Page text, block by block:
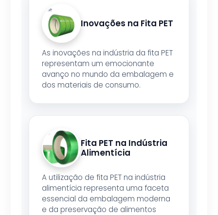
Inovações na Fita PET
As inovações na indústria da fita PET
representam um emocionante
avanço no mundo da embalagem e
dos materiais de consumo.
Fita PET na Indústria
Alimentícia
A utilização de fita PET na indústria
alimentícia representa uma faceta
essencial da embalagem moderna
e da preservação de alimentos